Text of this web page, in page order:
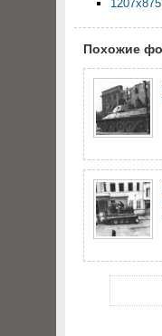
1207x875
Похожие